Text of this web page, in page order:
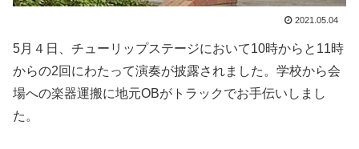
2021.05.04
5月４日、チューリップステージにおいて10時からと11時
からの2回にわたって演奏が披露されました。学校から会
場への楽器運搬に地元OBがトラックでお手伝いしまし
た。